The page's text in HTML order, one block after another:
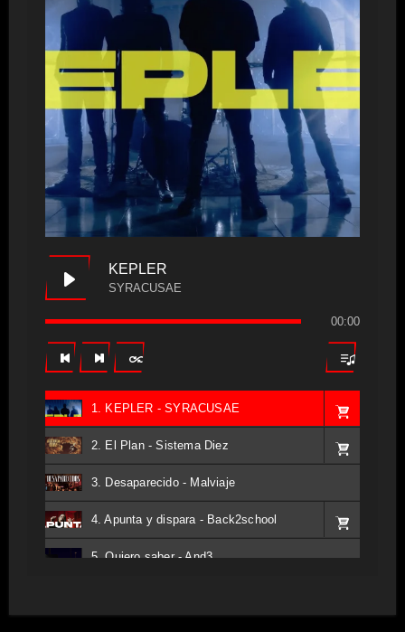
KEPLER
SYRACUSAE
00:00
1. KEPLER - SYRACUSAE
2. El Plan - Sistema Diez
3. Desaparecido - Malviaje
4. Apunta y dispara - Back2school
5. Quiero saber - And3